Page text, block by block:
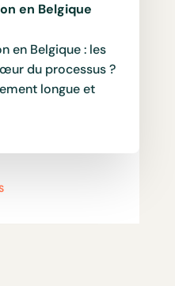
en Belgique
en Belgique : les
du processus ?
longue et